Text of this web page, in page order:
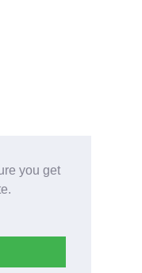
you get